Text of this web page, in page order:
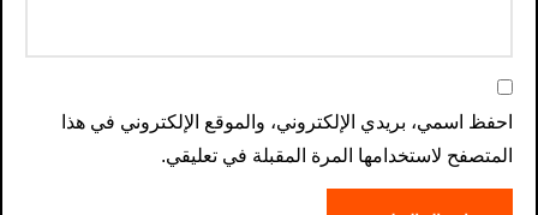
احفظ اسمي، بريدي الإلكتروني، والموقع الإلكتروني في هذا
المتصفح لاستخدامها المرة المقبلة في تعليقي.